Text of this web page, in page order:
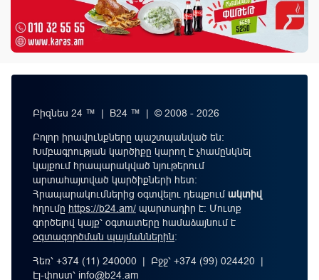
Բիզնես 24 ™ | B24 ™ | © 2008 - 2026
Բոլոր իրավունքները պաշտպանված են:
Խմբագրության կարծիքը կարող է չհամընկնել
կայքում հրապարակված նյութերում
արտահայտված կարծիքների հետ:
Հրապարակումներից օգտվելու դեպքումակտիվ
հղումը https://b24.am/ պարտադիր է: Մուտք
գործելով կայք՝ օգտատերը համաձայնում է
օգտագործման պայմաններին։
Հեռ՝ +374 (11) 240000 | Բջջ՝ +374 (99) 024420 |
Էլ-փոստ՝ info@b24.am